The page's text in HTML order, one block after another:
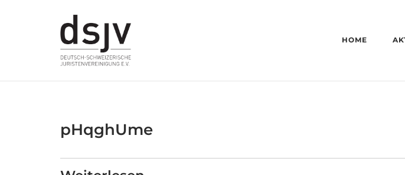
HOME
pHqghUme